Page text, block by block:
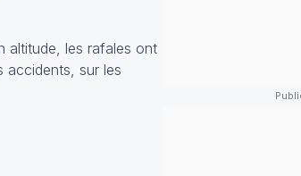
altitude, les rafales ont
accidents, sur les